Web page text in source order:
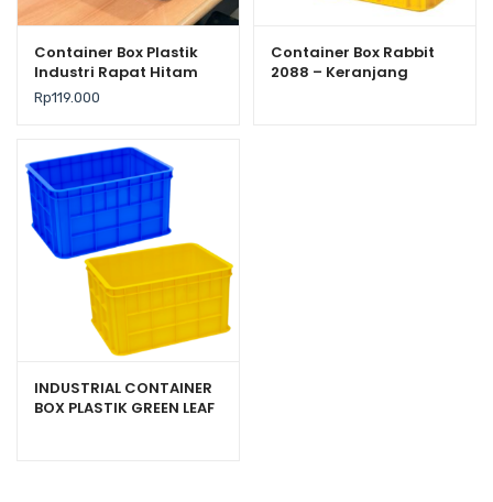
Container Box Plastik
Industri Rapat Hitam
Murah YTH-19B Low
Grade 61x41x24 Cm
Rp119.000
Container Box Rabbit
2088 – Keranjang
INDUSTRIAL CONTAINER
BOX PLASTIK GREEN LEAF